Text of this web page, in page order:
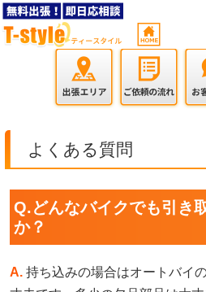
よくある質問
Q.どんなバイクでも引き
か？
A. 持ち込みの場合はオートバイ